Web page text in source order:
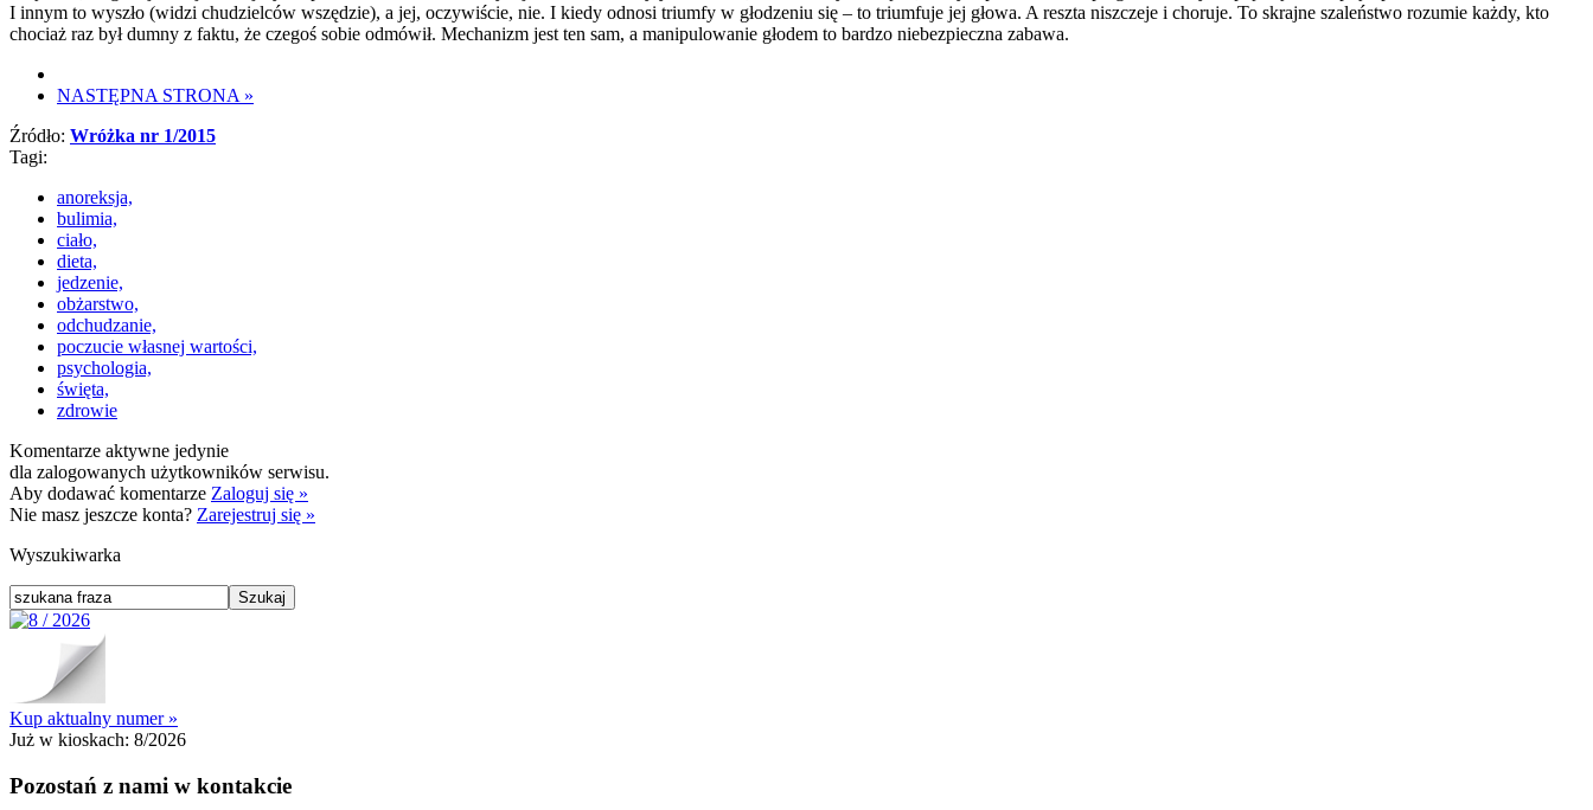
I innym to wyszło (widzi chudzielców wszędzie), a jej, oczywiście, nie. I kiedy odnosi triumfy w głodzeniu się – to triumfuje jej głowa. A reszta niszczeje i choruje. To skrajne szaleństwo rozumie każdy, kto
chociaż raz był dumny z faktu, że czegoś sobie odmówił. Mechanizm jest ten sam, a manipulowanie głodem to bardzo niebezpieczna zabawa.
NASTĘPNA STRONA »
Źródło: Wróżka nr 1/2015
Tagi:
anoreksja,
bulimia,
ciało,
dieta,
jedzenie,
obżarstwo,
odchudzanie,
poczucie własnej wartości,
psychologia,
święta,
zdrowie
Komentarze aktywne jedynie
dla zalogowanych użytkowników serwisu.
Aby dodawać komentarze Zaloguj się »
Nie masz jeszcze konta? Zarejestruj się »
Wyszukiwarka
Kup aktualny numer »
Już w kioskach: 8/2026
Pozostań z nami w kontakcie